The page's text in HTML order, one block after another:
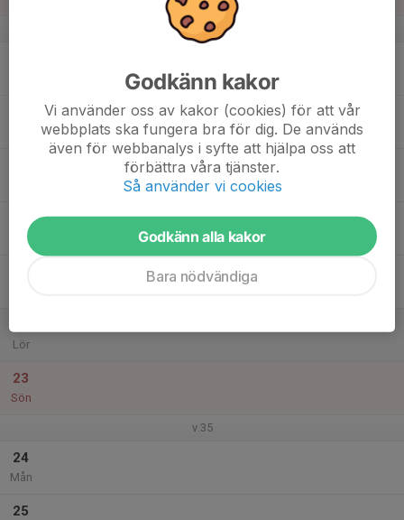
v.34
Tor
Lör
23
Sön
v.35
24
Mån
25
Godkänn kakor
Vi använder oss av kakor (cookies) för att vår
webbplats ska fungera bra för dig. De används
även för webbanalys i syfte att hjälpa oss att
förbättra våra tjänster.
Så använder vi cookies
Godkänn alla kakor
Bara nödvändiga